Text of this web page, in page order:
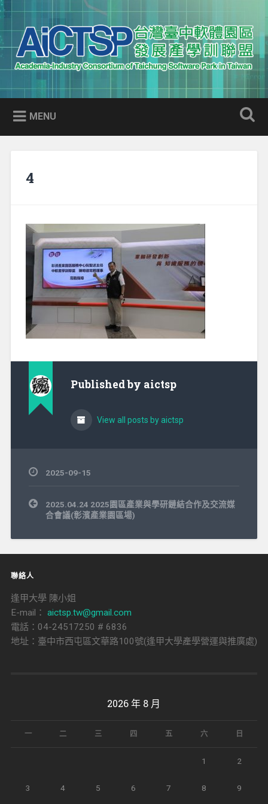
Skip
to
content
Search
AICTSP 台灣臺中軟體園區發展
產學訓聯盟
Academia-Industry Consortium of Taichung Software Park
in Taiwan
MENU
4
Published by aictsp
View all posts by aictsp
2025-09-15
文
章
2025.04.24 2025園區產業與學研鏈結合作及交流媒
合會議(彰濱產業園區場)
聯絡人
逢甲大學 陳小姐
E-mail： aictsp.tw@gmail.com
電話：04-24517250 # 6836
地址：臺中市西屯區文華路100號(逢甲大學產學營運與推廣處)
2026 年 8 月
一 二 三 四 五 六 日
1 2
3 4 5 6 7 8 9